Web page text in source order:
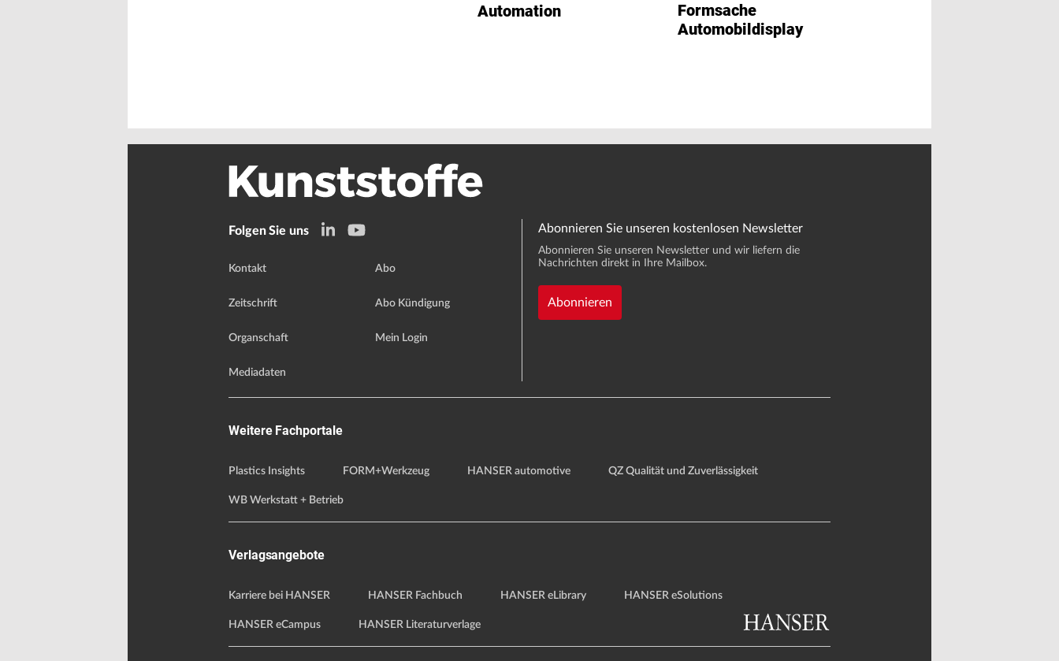
Automation
Formsache
Automobildisplay
Folgen Sie uns
Kontakt
Zeitschrift
Organschaft
Mediadaten
Abo
Abo Kündigung
Mein Login
Abonnieren Sie unseren kostenlosen Newsletter
Abonnieren Sie unseren Newsletter und wir liefern die
Nachrichten direkt in Ihre Mailbox.
Abonnieren
Weitere Fachportale
Plastics Insights FORM+Werkzeug HANSER automotive QZ Qualität und Zuverlässigkeit
WB Werkstatt + Betrieb
Verlagsangebote
Karriere bei HANSER HANSER Fachbuch HANSER eLibrary HANSER eSolutions
HANSER eCampus HANSER Literaturverlage